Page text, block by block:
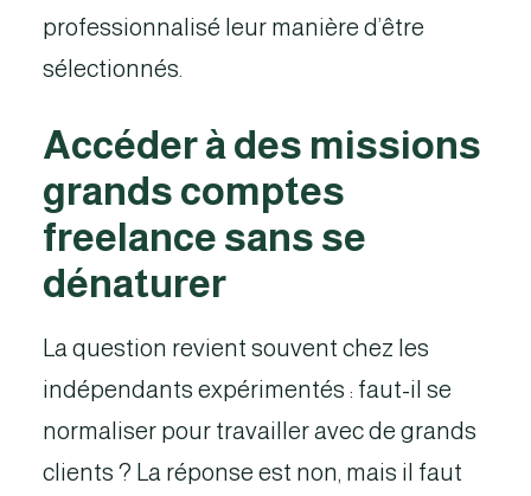
professionnalisé leur manière d’être
sélectionnés.
Accéder à des missions
grands comptes
freelance sans se
dénaturer
La question revient souvent chez les
indépendants expérimentés : faut-il se
normaliser pour travailler avec de grands
clients ? La réponse est non, mais il faut